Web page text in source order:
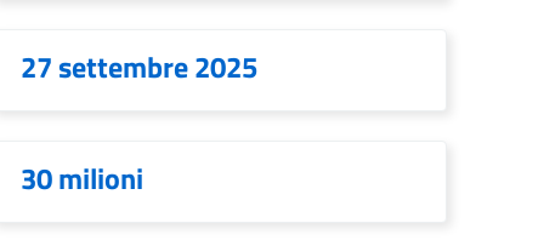
27 settembre 2025
30 milioni